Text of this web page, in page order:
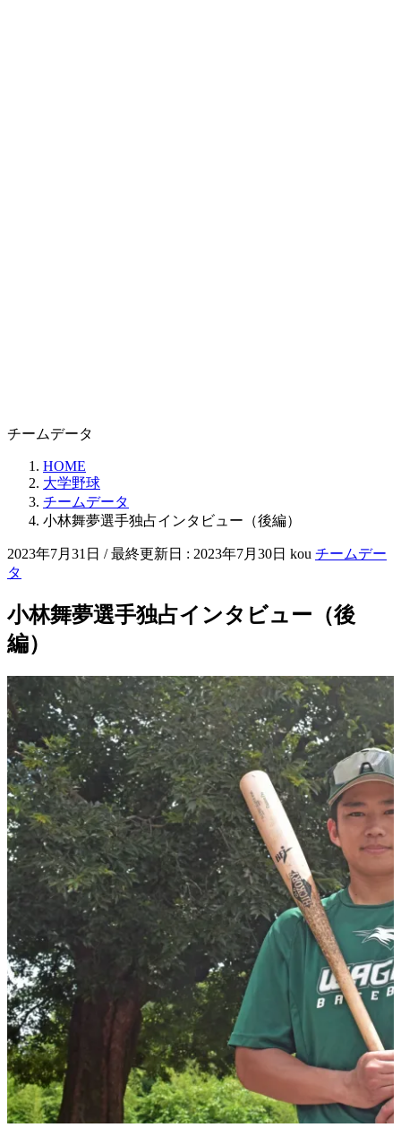
チームデータ
HOME
大学野球
チームデータ
小林舞夢選手独占インタビュー（後編）
2023年7月31日 / 最終更新日 : 2023年7月30日 kou チームデー
タ
小林舞夢選手独占インタビュー（後
編）